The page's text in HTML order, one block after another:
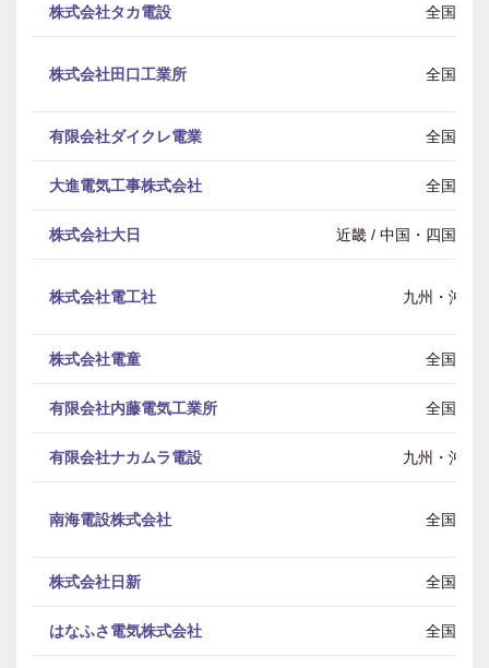
株式会社タカ電設 全国
株式会社田口工業所 全国
有限会社ダイクレ電業 全国
大進電気工事株式会社 全国
株式会社大日 近畿 / 中国・四国 / 九
株式会社電工社 九州・沖縄
株式会社電童 全国
有限会社内藤電気工業所 全国
有限会社ナカムラ電設 九州・沖縄
南海電設株式会社 全国
株式会社日新 全国
はなふさ電気株式会社 全国